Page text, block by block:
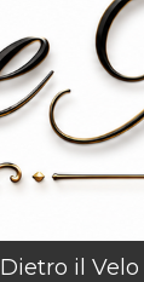
Dietro il Velo